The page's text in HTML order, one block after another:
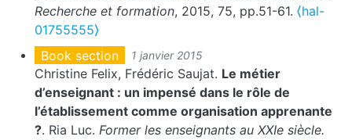
Recherche et formation, 2015, 75, pp.51-61. ⟨hal-
01755555⟩
Book section
1 janvier 2015
Christine Felix, Frédéric Saujat. Le métier
d’enseignant : un impensé dans le rôle de
l’établissement comme organisation apprenante
?. Ria Luc. Former les enseignants au XXIe siècle.